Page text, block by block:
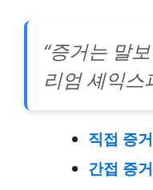
“증거는 말
리엄 셰익스
직접 증거
간접 증거